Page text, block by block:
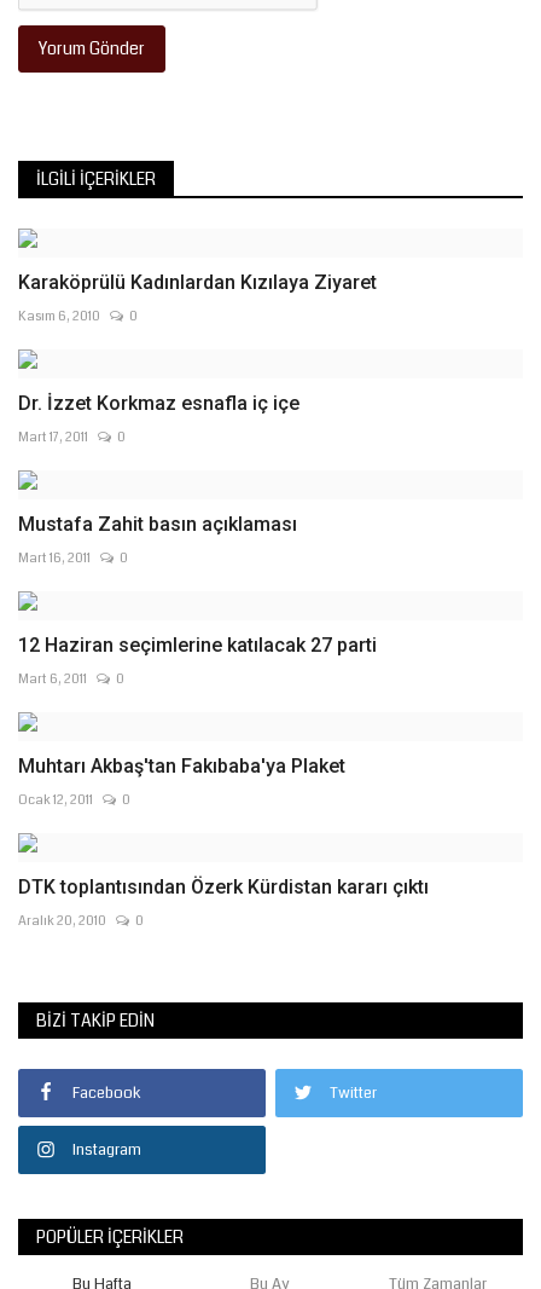
Yorum Gönder
İLGILI İÇERIKLER
Karaköprülü Kadınlardan Kızılaya Ziyaret
Kasım 6, 2010 0
Dr. İzzet Korkmaz esnafla iç içe
Mart 17, 2011 0
Mustafa Zahit basın açıklaması
Mart 16, 2011 0
12 Haziran seçimlerine katılacak 27 parti
Mart 6, 2011 0
Muhtarı Akbaş'tan Fakıbaba'ya Plaket
Ocak 12, 2011 0
DTK toplantısından Özerk Kürdistan kararı çıktı
Aralık 20, 2010 0
BIZI TAKIP EDIN
Facebook Twitter
Instagram
POPÜLER İÇERIKLER
Bu Hafta Bu Ay Tüm Zamanlar